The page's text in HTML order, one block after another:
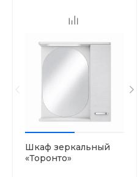
Шкаф зеркальный
«Торонто»